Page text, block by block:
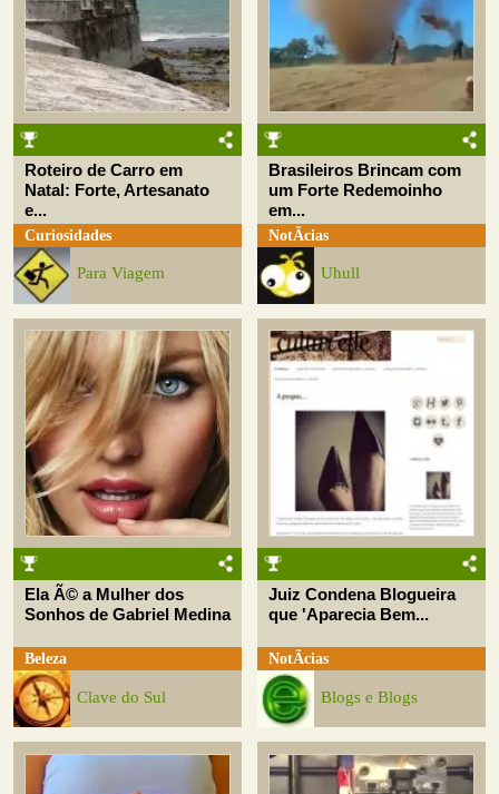
Roteiro de Carro em
Natal: Forte, Artesanato
e...
Curiosidades
Para Viagem
Brasileiros Brincam com
um Forte Redemoinho
em...
NotÃ­cias
Uhull
Ela Ã© a Mulher dos
Sonhos de Gabriel Medina
Beleza
Clave do Sul
Juiz Condena Blogueira
que 'Aparecia Bem...
NotÃ­cias
Blogs e Blogs